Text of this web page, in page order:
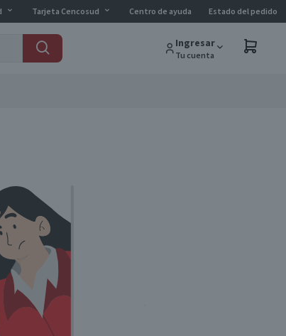
Tarjeta Cencosud Centro de ayuda Estado del pedido
Ingresar
Tu cuenta